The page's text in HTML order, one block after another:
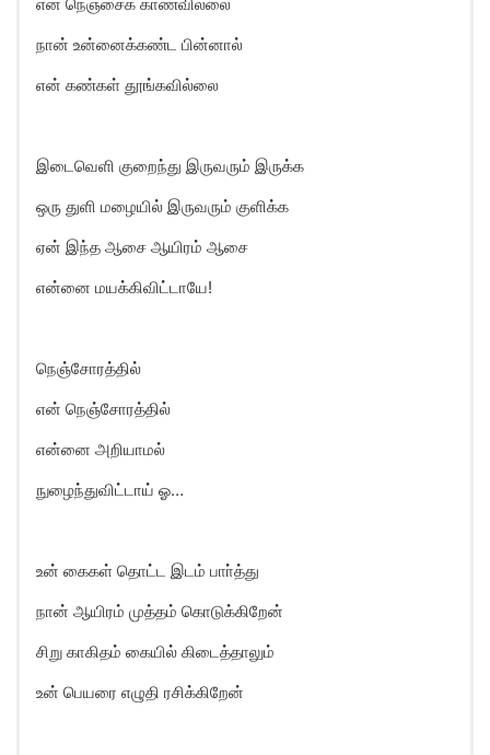
நான் உன்னைக்கண்ட பின்னால்
என் கண்கள் தூங்கவில்லை
இடைவெளி குறைந்து இருவரும் இருக்க
ஒரு துளி மழையில் இருவரும் குளிக்க
ஏன் இந்த ஆசை ஆயிரம் ஆசை
என்னை மயக்கிவிட்டாயே!
நெஞ்சோரத்தில்
என் நெஞ்சோரத்தில்
என்னை அறியாமல்
நுழைந்துவிட்டாய் ஓ…
உன் கைகள் தொட்ட இடம் பாா்த்து
நான் ஆயிரம் முத்தம் கொடுக்கிறேன்
சிறு காகிதம் கையில் கிடைத்தாலும்
உன் பெயரை எழுதி ரசிக்கிறேன்